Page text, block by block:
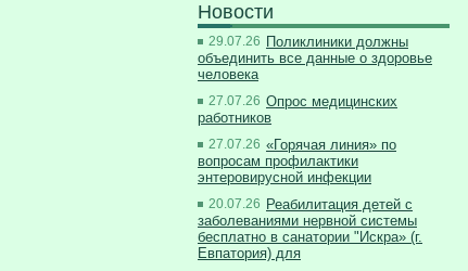
Новости
29.07.26 Поликлиники должны
объединить все данные о здоровье
человека
27.07.26 Опрос медицинских
работников
27.07.26 «Горячая линия» по
вопросам профилактики
энтеровирусной инфекции
20.07.26 Реабилитация детей с
заболеваниями нервной системы
бесплатно в санатории "Искра» (г.
Евпатория) для